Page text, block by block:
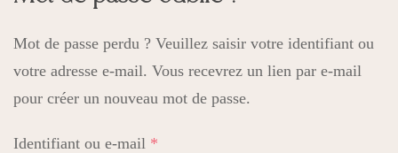
Mot de passe perdu ? Veuillez saisir votre identifiant ou
votre adresse e-mail. Vous recevrez un lien par e-mail
pour créer un nouveau mot de passe.
Identifiant ou e-mail *